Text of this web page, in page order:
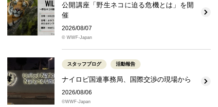
公開講座「野生ネコに迫る危機とは」を開
催
2026/08/07
© WWF-Japan
スタッフブログ 活動報告
ナイロビ国連事務局、国際交渉の現場から
2026/08/06
©WWF-Japan